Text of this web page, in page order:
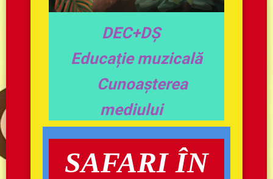
DEC+DȘ
Educație muzicală
Cunoașterea
mediului
SAFARI ÎN